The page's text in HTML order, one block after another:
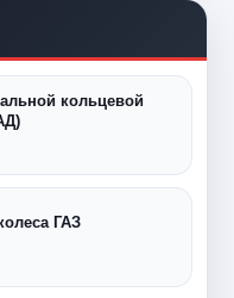
кольцевой
ГАЗ